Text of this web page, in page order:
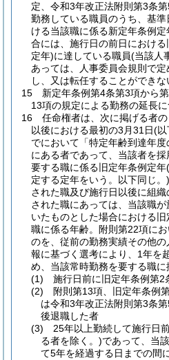
定、令和3年改正法附則第3条
勤務している職員のうち、基
ける当該職に係る新定年条例定
合には、施行日の前日におけ
定年)に達している職員(当該人
あっては、人事委員会規則で定
し、又は転任することができな
15
新定年条例第4条第3項から
13項の規定による勤務の延長に
16
任命権者は、次に掲げる者
以後における最初の3月31日(以
でにおいて「特定年齢到達年
にある者であって、当該者を
要する職に係る旧定年条例定年
定する定年をいう。以下同じ。)
された職及び施行日以後に組
された職にあっては、当該職
いたものとした場合における
職に係る年齢。附則第22項に
のを、従前の勤務実績その他
報に基づく選考により、1年を
め、当該常時勤務を要する職に
(1)
施行日前に旧定年条例第
(2)
附則第13項、旧定年条例
は令和3年改正法附則第3条
後退職した者
(3)
25年以上勤続して施行日
る者を除く。)であって、当
て5年を経過する日までの間